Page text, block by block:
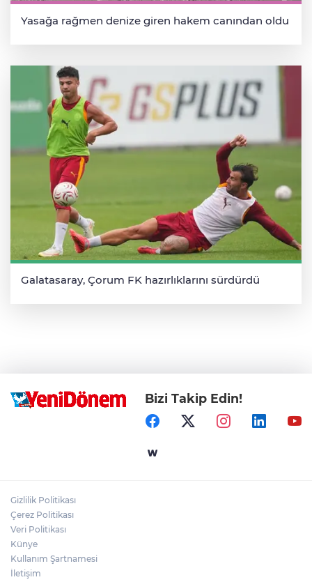
Yasağa rağmen denize giren hakem canından oldu
Galatasaray, Çorum FK hazırlıklarını sürdürdü
Bizi Takip Edin!
Gizlilik Politikası
Çerez Politikası
Veri Politikası
Künye
Kullanım Şartnamesi
İletişim